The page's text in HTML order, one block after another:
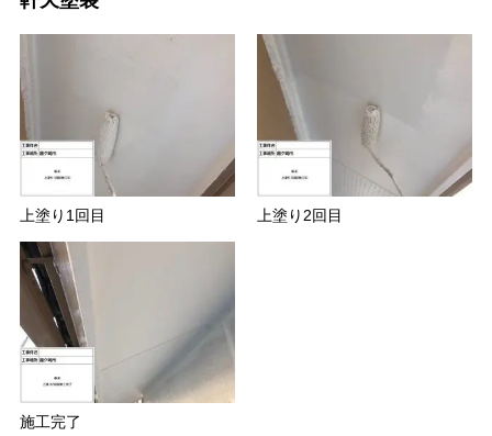
上塗り1回目 上塗り2回目
施工完了